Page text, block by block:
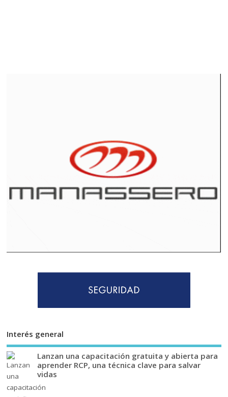
Interés general
Lanzan una capacitación gratuita y abierta para
aprender RCP, una técnica clave para salvar
vidas